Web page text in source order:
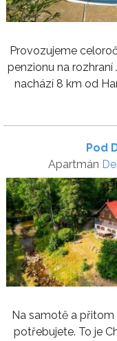
Provozujeme
penzionu na rozhraní
nachází 8 km od
Pod
Apartmán
Na samotě a
potřebujete. To je